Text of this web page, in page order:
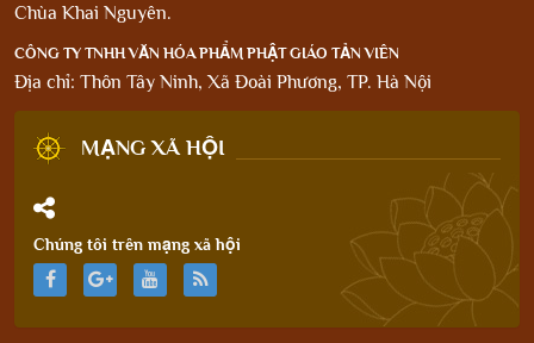
Chùa Khai Nguyên.
CÔNG TY TNHH VĂN HÓA PHẨM PHẬT GIÁO TẢN VIÊN
Địa chỉ: Thôn Tây Ninh, Xã Đoài Phương, TP. Hà Nội
MẠNG XÃ HỘI
Chúng tôi trên mạng xã hội